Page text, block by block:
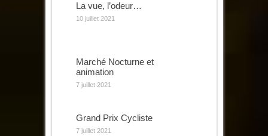
La vue, l’odeur…
10 juillet 2021
Marché Nocturne et
animation
7 juillet 2021
Grand Prix Cycliste
7 juillet 2021